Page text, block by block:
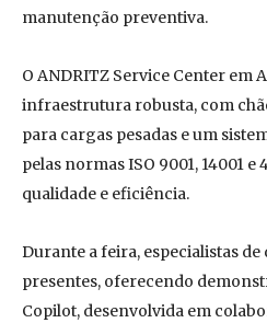
manutenção preventiva.
O ANDRITZ Service Center em
infraestrutura robusta, com
para cargas pesadas e um
pelas normas ISO 9001, 14001
qualidade e eficiência.
Durante a feira, especialistas de
presentes, oferecendo
Copilot, desenvolvida em